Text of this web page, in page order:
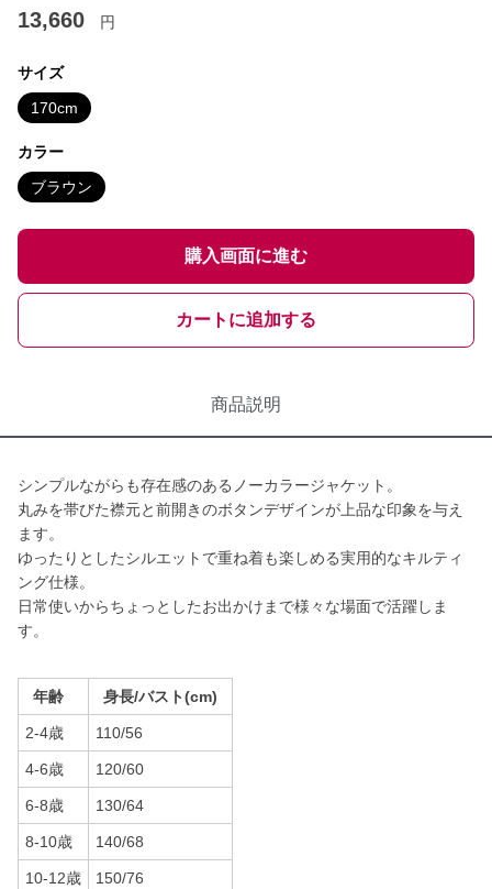
13,660 円
サイズ
170cm
カラー
ブラウン
購入画面に進む
カートに追加する
商品説明
シンプルながらも存在感のあるノーカラージャケット。
丸みを帯びた襟元と前開きのボタンデザインが上品な印象を与え
ます。
ゆったりとしたシルエットで重ね着も楽しめる実用的なキルティ
ング仕様。
日常使いからちょっとしたお出かけまで様々な場面で活躍しま
す。
年齢 身長/バスト(cm)
2-4歳 110/56
4-6歳 120/60
6-8歳 130/64
8-10歳 140/68
10-12歳 150/76